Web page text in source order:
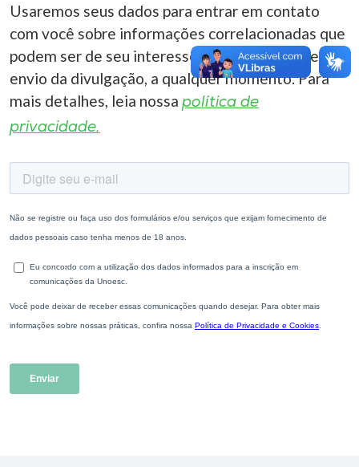
Usaremos seus dados para entrar em contato
com você sobre informações correlacionadas que
podem ser de seu interesse. Você pode cancelar o
envio da divulgação, a qualquer momento. Para
mais detalhes, leia nossa política de
privacidade.